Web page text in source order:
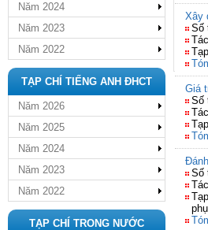
Năm 2024
Năm 2023
Năm 2022
TẠP CHÍ TIẾNG ANH ĐHCT
Năm 2026
Năm 2025
Năm 2024
Năm 2023
Năm 2022
TẠP CHÍ TRONG NƯỚC
Xây
Số
Giá
Số
Số